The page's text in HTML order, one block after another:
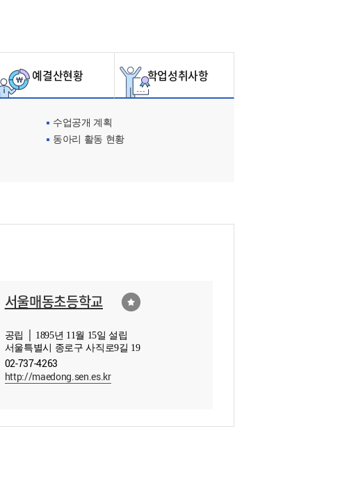
예결산현황 학업성취사항
수업공개 계획
동아리 활동 현황
서울매동초등학교
공립 │ 1895년 11월 15일 설립
서울특별시 종로구 사직로9길 19
02-737-4263
http://maedong.sen.es.kr